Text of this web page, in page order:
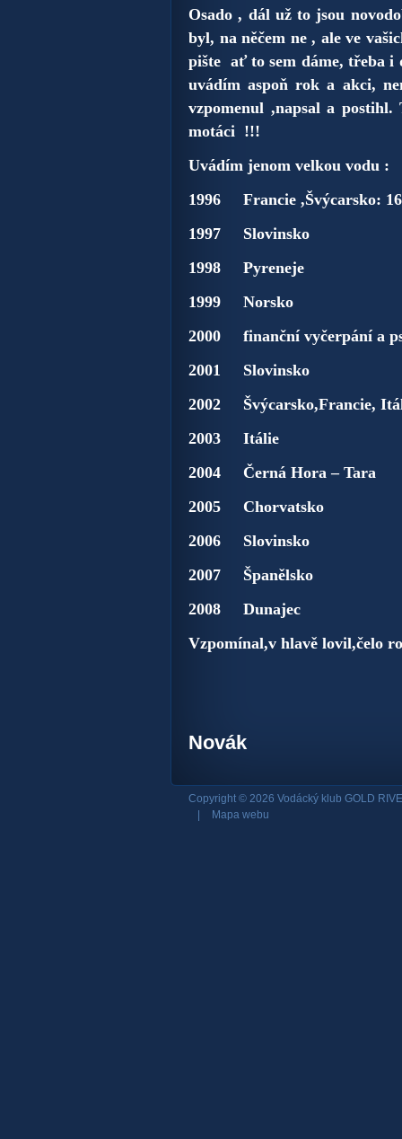
Osado , dál už to jsou
byl, na něčem ne , ale ve
pište ať to sem dáme, třeba i
uvádím aspoň rok a akci,
vzpomenul ,napsal a
motáci !!!
Uvádím jenom velkou vodu :
1996 Francie ,Švýcarsko:
1997 Slovinsko
1998 Pyreneje
1999 Norsko
2000 finanční vyčerpání a
2001 Slovinsko
2002 Švýcarsko,Francie,
2003 Itálie
2004 Černá Hora – Tara
2005 Chorvatsko
2006 Slovinsko
2007 Španělsko
2008 Dunajec
Vzpomínal,v hlavě lovil,čelo
Novák
Copyright © 2026 Vodácký klub GOLD
Mapa webu